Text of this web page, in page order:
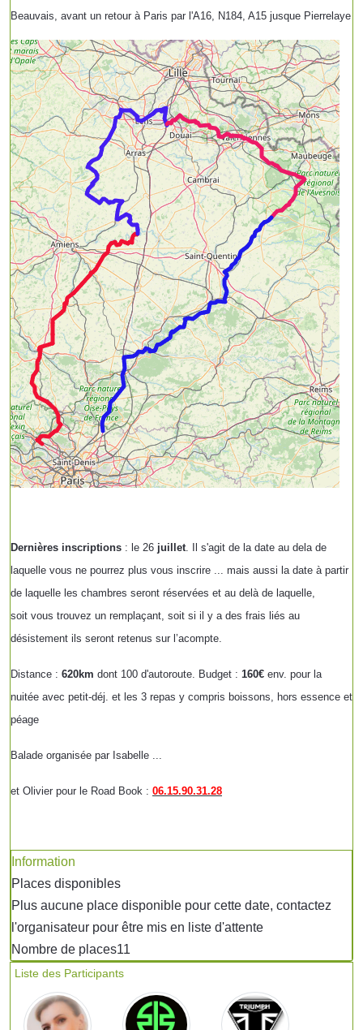
Beauvais, avant un retour à Paris par l'A16, N184, A15 jusque Pierrelaye
Dernières inscriptions : le 26 juillet . Il s'agit de la date au dela de
laquelle vous ne pourrez plus vous inscrire ... mais aussi la date à partir
de laquelle les chambres seront réservées et au delà de laquelle,
soit vous trouvez un remplaçant, soit si il y a des frais liés au
désistement ils seront retenus sur l’acompte.
Distance : 620km dont 100 d'autoroute. Budget : 160€ env. pour la
nuitée avec petit-déj. et les 3 repas y compris boissons, hors essence et
péage
Balade organisée par Isabelle ...
et Olivier pour le Road Book : 06.15.90.31.28
Information
Places disponibles
Plus aucune place disponible pour cette date, contactez
l'organisateur pour être mis en liste d'attente
Nombre de places11
Liste des Participants